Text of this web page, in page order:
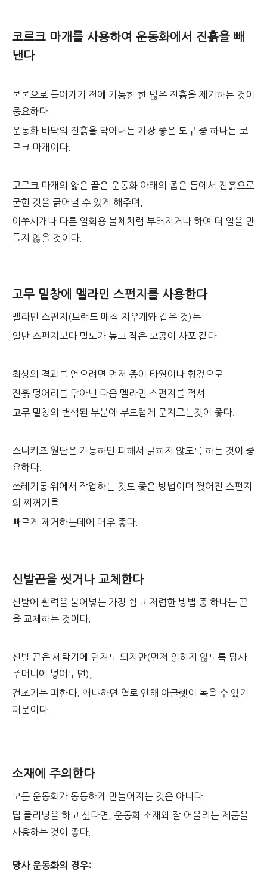
코르크 마개를 사용하여 운동화에서 진흙을 빼
낸다
본론으로 들어가기 전에 가능한 한 많은 진흙을 제거하는 것이
중요하다.
운동화 바닥의 진흙을 닦아내는 가장 좋은 도구 중 하나는 코
르크 마개이다.
코르크 마개의 얇은 끝은 운동화 아래의 좁은 틈에서 진흙으로
굳힌 것을 긁어낼 수 있게 해주며,
이쑤시개나 다른 일회용 물체처럼 부러지거나 하여 더 일을 만
들지 않을 것이다.
고무 밑창에 멜라민 스펀지를 사용한다
멜라민 스펀지(브랜드 매직 지우개와 같은 것)는
일반 스펀지보다 밀도가 높고 작은 모공이 사포 같다.
최상의 결과를 얻으려면 먼저 종이 타월이나 헝겊으로
진흙 덩어리를 닦아낸 다음 멜라민 스펀지를 적셔
고무 밑창의 변색된 부분에 부드럽게 문지르는것이 좋다.
스니커즈 원단은 가능하면 피해서 긁히지 않도록 하는 것이 중
요하다.
쓰레기통 위에서 작업하는 것도 좋은 방법이며 찢어진 스펀지
의 찌꺼기를
빠르게 제거하는데에 매우 좋다.
신발끈을 씻거나 교체한다
신발에 활력을 불어넣는 가장 쉽고 저렴한 방법 중 하나는 끈
을 교체하는 것이다.
신발 끈은 세탁기에 던져도 되지만(먼저 얽히지 않도록 망사
주머니에 넣어두면),
건조기는 피한다. 왜냐하면 열로 인해 아글렛이 녹을 수 있기
때문이다.
소재에 주의한다
모든 운동화가 동등하게 만들어지는 것은 아니다.
딥 클리닝을 하고 싶다면, 운동화 소재와 잘 어울리는 제품을
사용하는 것이 좋다.
망사 운동화의 경우: